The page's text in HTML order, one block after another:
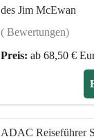
des Jim McEwan
( Bewertungen)
Preis: ab 68,50 €
ADAC Reiseführer